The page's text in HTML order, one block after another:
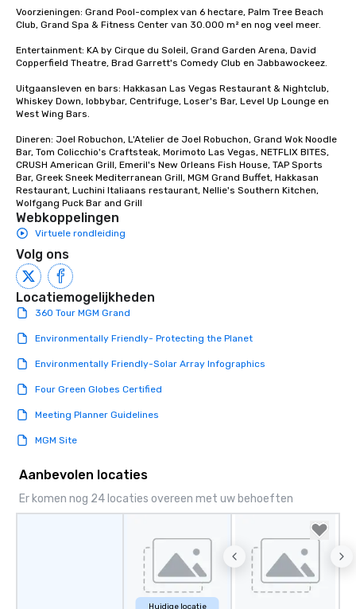
Voorzieningen: Grand Pool-complex van 6 hectare, Palm Tree Beach
Club, Grand Spa & Fitness Center van 30.000 m² en nog veel meer.
Entertainment: KA by Cirque du Soleil, Grand Garden Arena, David
Copperfield Theatre, Brad Garrett's Comedy Club en Jabbawockeez.
Uitgaansleven en bars: Hakkasan Las Vegas Restaurant & Nightclub,
Whiskey Down, lobbybar, Centrifuge, Loser's Bar, Level Up Lounge en
West Wing Bars.
Dineren: Joel Robuchon, L'Atelier de Joel Robuchon, Grand Wok Noodle
Bar, Tom Colicchio's Craftsteak, Morimoto Las Vegas, NETFLIX BITES,
CRUSH American Grill, Emeril's New Orleans Fish House, TAP Sports
Bar, Greek Sneek Mediterranean Grill, MGM Grand Buffet, Hakkasan
Restaurant, Luchini Italiaans restaurant, Nellie's Southern Kitchen,
Wolfgang Puck Bar and Grill
Webkoppelingen
Virtuele rondleiding
Volg ons
Locatiemogelijkheden
360 Tour MGM Grand
Environmentally Friendly- Protecting the Planet
Environmentally Friendly-Solar Array Infographics
Four Green Globes Certified
Meeting Planner Guidelines
MGM Site
Aanbevolen locaties
Er komen nog 24 locaties overeen met uw behoeften
Huidige locatie